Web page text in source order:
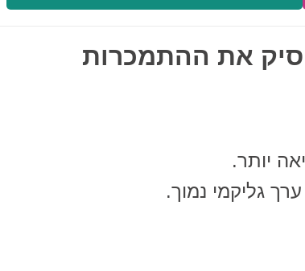
את ההתמכרות
יותר.
גליקמי נמוך.